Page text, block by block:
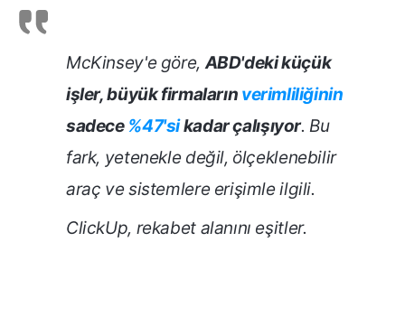
McKinsey'e göre,ABD'deki küçük
işler, büyük firmaların verimliliğinin
sadece%47'sikadar çalışıyor. Bu
fark, yetenekle değil, ölçeklenebilir
araç ve sistemlere erişimle ilgili.
ClickUp, rekabet alanını eşitler.